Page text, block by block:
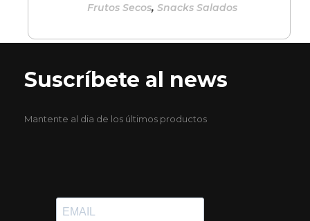
Frutos Secos,Snacks Salados
Suscríbete al news
Mantente al dia de los últimos productos